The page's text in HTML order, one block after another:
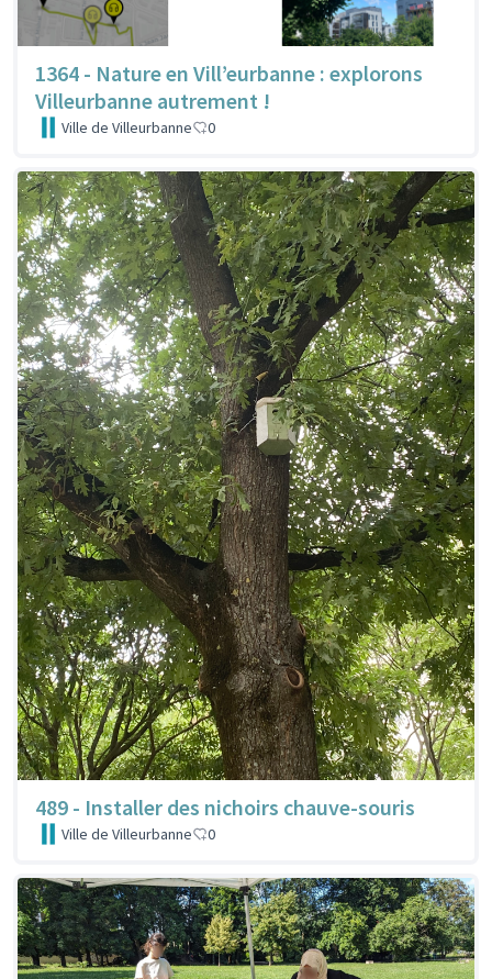
1364 - Nature en Vill’eurbanne : explorons
Villeurbanne autrement !
Ville de Villeurbanne 0
489 - Installer des nichoirs chauve-souris
Ville de Villeurbanne 0